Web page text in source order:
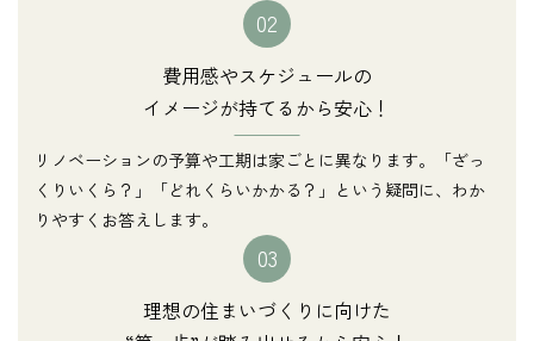
02
費用感やスケジュールの
イメージが持てるから安心！
リノベーションの予算や工期は家ごとに異なります。「ざっ
くりいくら？」「どれくらいかかる？」という疑問に、わか
りやすくお答えします。
03
理想の住まいづくりに向けた